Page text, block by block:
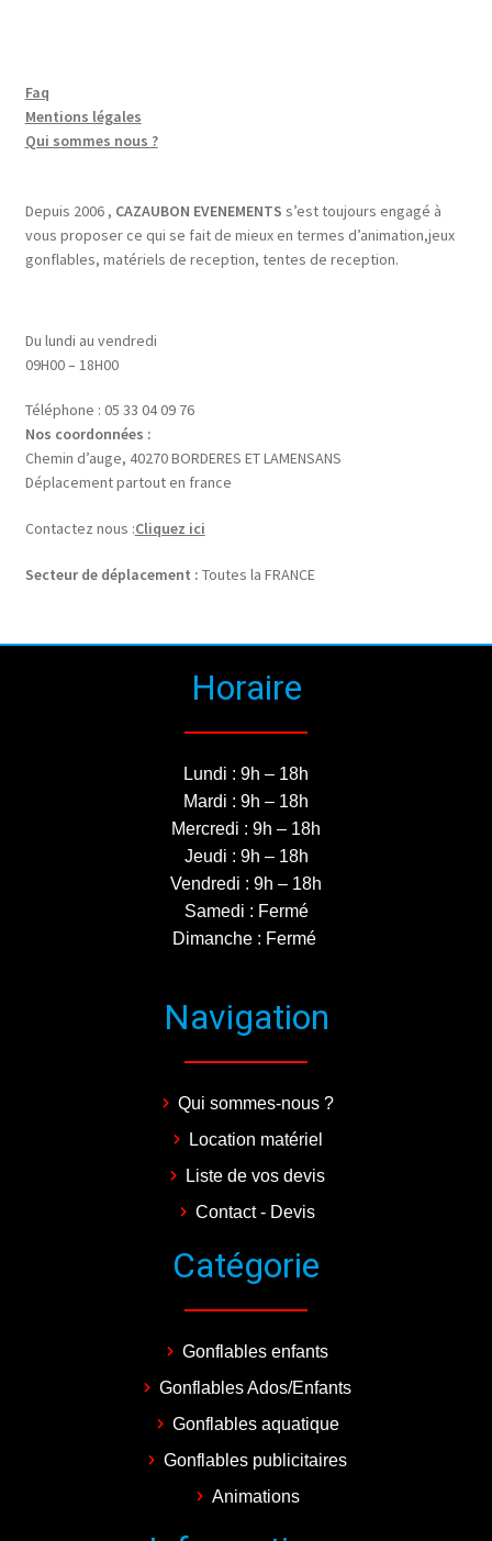
Faq
Mentions légales
Qui sommes nous ?
Depuis 2006 , CAZAUBON EVENEMENTS s’est toujours engagé à
vous proposer ce qui se fait de mieux en termes d’animation,jeux
gonflables, matériels de reception, tentes de reception.
Du lundi au vendredi
09H00 – 18H00
Téléphone : 05 33 04 09 76
Nos coordonnées :
Chemin d’auge, 40270 BORDERES ET LAMENSANS
Déplacement partout en france
Contactez nous :Cliquez ici
Secteur de déplacement : Toutes la FRANCE
Horaire
Lundi : 9h – 18h
Mardi : 9h – 18h
Mercredi : 9h – 18h
Jeudi : 9h – 18h
Vendredi : 9h – 18h
Samedi : Fermé
Dimanche : Fermé
Navigation
Qui sommes-nous ?
Location matériel
Liste de vos devis
Contact - Devis
Catégorie
Gonflables enfants
Gonflables Ados/Enfants
Gonflables aquatique
Gonflables publicitaires
Animations